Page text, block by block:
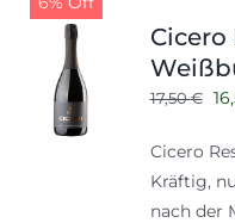
Tabak
Zubehör
Cicero
17,50€
Cicero
Kräftig,
nach der